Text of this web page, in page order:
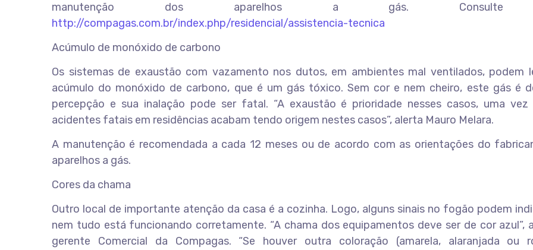
manutenção dos aparelhos a gás. Consulte
http://compagas.com.br/index.php/residencial/assistencia-tecnica
Acúmulo de monóxido de carbono
Os sistemas de exaustão com vazamento nos dutos, em ambientes mal ventilados, podem
acúmulo do monóxido de carbono, que é um gás tóxico. Sem cor e nem cheiro, este gás é
percepção e sua inalação pode ser fatal. “A exaustão é prioridade nesses casos, uma
acidentes fatais em residências acabam tendo origem nestes casos”, alerta Mauro Melara.
A manutenção é recomendada a cada 12 meses ou de acordo com as orientações do
aparelhos a gás.
Cores da chama
Outro local de importante atenção da casa é a cozinha. Logo, alguns sinais no fogão podem
nem tudo está funcionando corretamente. “A chama dos equipamentos deve ser de cor azul”,
gerente Comercial da Compagas. “Se houver outra coloração (amarela, alaranjada ou